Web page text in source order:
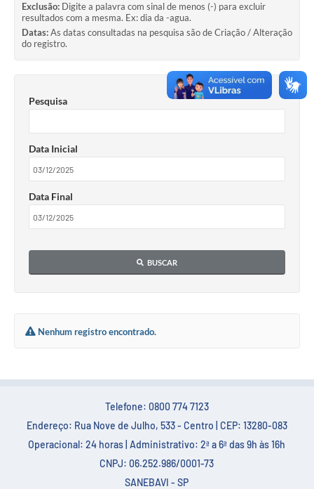
CONTATOS
Legislação
Exclusão: Digite a palavra com sinal de menos (-) para excluir
resultados com a mesma. Ex: dia da -agua.
Datas:As datas consultadas na pesquisa são de Criação / Alteração
do registro.
Pesquisa
Data Inicial
Data Final
BUSCAR
Nenhum registro encontrado.
Telefone: 0800 774 7123
Endereço: Rua Nove de Julho, 533 - Centro | CEP: 13280-083
Operacional: 24 horas | Administrativo: 2ª a 6ª das 9h às 16h
CNPJ: 06.252.986/0001-73
SANEBAVI - SP